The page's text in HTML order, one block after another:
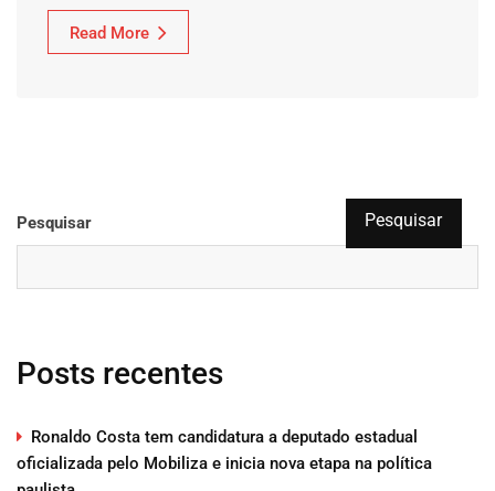
Read More
Pesquisar Pesquisar
Posts recentes
Ronaldo Costa tem candidatura a deputado estadual
oficializada pelo Mobiliza e inicia nova etapa na política